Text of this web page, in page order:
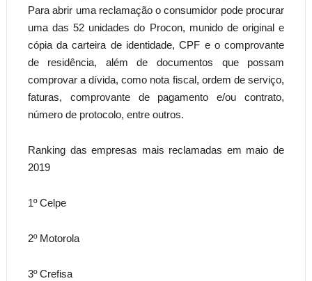
Para abrir uma reclamação o consumidor pode procurar
uma das 52 unidades do Procon, munido de original e
cópia da carteira de identidade, CPF e o comprovante
de residência, além de documentos que possam
comprovar a dívida, como nota fiscal, ordem de serviço,
faturas, comprovante de pagamento e/ou contrato,
número de protocolo, entre outros.
Ranking das empresas mais reclamadas em maio de
2019
1º Celpe
2º Motorola
3º Crefisa